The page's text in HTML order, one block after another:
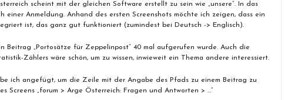
scheint mit der gleichen Software erstellt zu sein wie „unsere“. In das
einer Anmeldung. Anhand des ersten Screenshots möchte ich zeigen, dass ein
ist, das ganz gut funktioniert (zumindest bei Deutsch -> Englisch).
Beitrag „Portosätze für Zeppelinpost“ 40 mal aufgerufen wurde. Auch die
Zählers wäre schön, um zu wissen, inwieweit ein Thema andere interessiert.
ich angefügt, um die Zeile mit der Angabe des Pfads zu einem Beitrag zu
Screens „forum > Arge Österreich: Fragen und Antworten > …“